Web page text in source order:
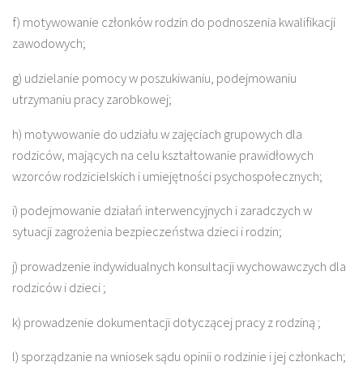
f) motywowanie członków rodzin do podnoszenia kwalifikacji
zawodowych;
g) udzielanie pomocy w poszukiwaniu, podejmowaniu
utrzymaniu pracy zarobkowej;
h) motywowanie do udziału w zajęciach grupowych dla
rodziców, mających na celu kształtowanie prawidłowych
wzorców rodzicielskich i umiejętności psychospołecznych;
i) podejmowanie działań interwencyjnych i zaradczych w
sytuacji zagrożenia bezpieczeństwa dzieci i rodzin;
j) prowadzenie indywidualnych konsultacji wychowawczych dla
rodziców i dzieci ;
k) prowadzenie dokumentacji dotyczącej pracy z rodziną ;
l) sporządzanie na wniosek sądu opinii o rodzinie i jej członkach;